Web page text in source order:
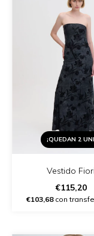
¡QUEDAN 2
Vestido Fiori
€115,20
€103,68con